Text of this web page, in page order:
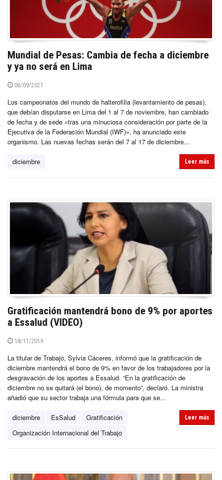
Mundial de Pesas: Cambia de fecha a diciembre
y ya no será en Lima
06/09/2021
Los campeonatos del mundo de halterofilia (levantamiento de pesas),
que debían disputarse en Lima del 1 al 7 de noviembre, han cambiado
de fecha y de sede «tras una minuciosa consideración por parte de la
Ejecutiva de la Federación Mundial (IWF)», ha anunciado este
organismo. Las nuevas fechas serán del 7 al 17 de diciembre...
diciembre Leer más
Gratificación mantendrá bono de 9% por aportes
a Essalud (VIDEO)
18/11/2019
La titular de Trabajo, Sylvia Cáceres, informó que la gratificación de
diciembre mantendrá el bono de 9% en favor de los trabajadores por la
desgravación de los aportes a Essalud. “En la gratificación de
diciembre no se quitará (el bono), de momento”, declaró. La ministra
añadió que su sector trabaja una fórmula para que se...
diciembre EsSalud
Gratificación
Organización Internacional del Trabajo
Leer más